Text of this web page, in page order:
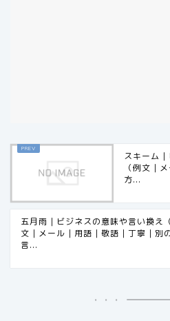
スキーム
（例文｜
方...
五月雨｜ビジネスの意味や言い換え
文｜メール｜用語｜敬語｜丁寧｜別
言...